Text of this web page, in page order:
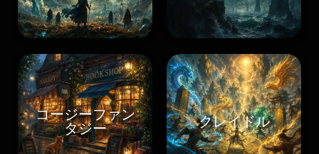
コージーファン
タジー
クレイドル